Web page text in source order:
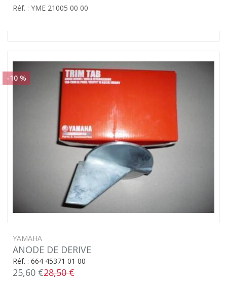
Réf. : YME 21005 00 00
-10 %
YAMAHA
ANODE DE DERIVE
Réf. : 664 45371 01 00
25,60 €28,50 €